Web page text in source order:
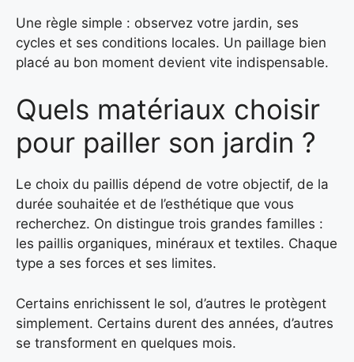
Une règle simple : observez votre jardin, ses
cycles et ses conditions locales. Un paillage bien
placé au bon moment devient vite indispensable.
Quels matériaux choisir
pour pailler son jardin ?
Le choix du paillis dépend de votre objectif, de la
durée souhaitée et de l’esthétique que vous
recherchez. On distingue trois grandes familles :
les paillis organiques, minéraux et textiles. Chaque
type a ses forces et ses limites.
Certains enrichissent le sol, d’autres le protègent
simplement. Certains durent des années, d’autres
se transforment en quelques mois.